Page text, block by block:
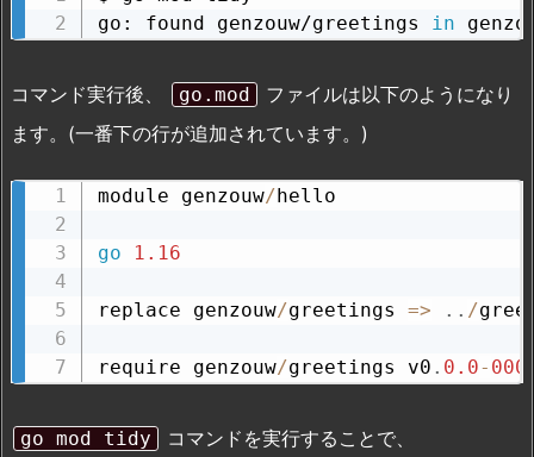
go: found genzouw/greetings
in
コマンド実行後、 go.mod
ファイルは以下のようになり
ます。(一番下の行が追加されています。)
module genzouw/hello
go 1.16
replace genzouw/greetings => . . /
require genzouw/greetings v0 . 0.0-
go mod tidy コマンドを実行することで、